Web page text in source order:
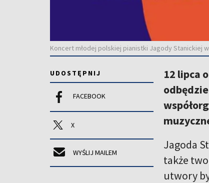
Koncert młodej polskiej pianistki Jagody Stanickiej
UDOSTĘPNIJ
FACEBOOK
X
WYŚLIJ MAILEM
12 lipca
Jagoda
także
utwory